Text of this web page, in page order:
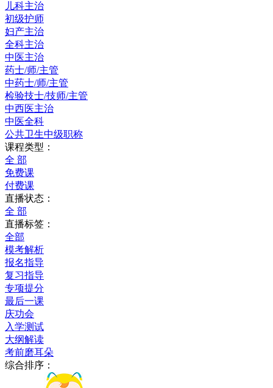
儿科主治
初级护师
妇产主治
全科主治
中医主治
药士/师/主管
中药士/师/主管
检验技士/技师/主管
中西医主治
中医全科
公共卫生中级职称
课程类型：
全 部
免费课
付费课
直播状态：
全 部
直播标签：
全部
模考解析
报名指导
复习指导
专项提分
最后一课
庆功会
入学测试
大纲解读
考前磨耳朵
综合排序：